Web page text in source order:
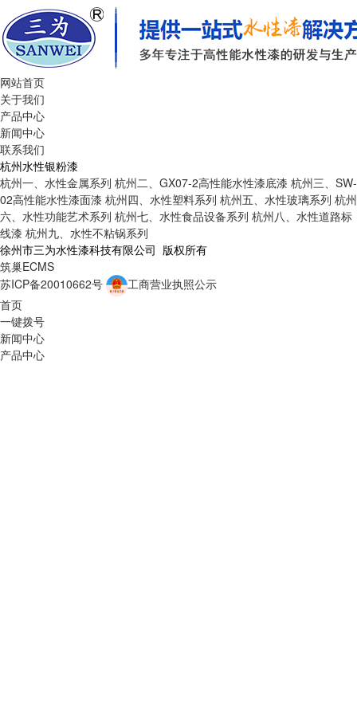
网站首页
关于我们
产品中心
新闻中心
联系我们
杭州水性银粉漆
杭州一、水性金属系列 杭州二、GX07-2高性能水性漆底漆 杭州三、SW-
02高性能水性漆面漆 杭州四、水性塑料系列 杭州五、水性玻璃系列 杭州
六、水性功能艺术系列 杭州七、水性食品设备系列 杭州八、水性道路标
线漆 杭州九、水性不粘锅系列
徐州市三为水性漆科技有限公司 版权所有
筑巢ECMS
苏ICP备20010662号
工商营业执照公示
首页
一键拨号
新闻中心
产品中心